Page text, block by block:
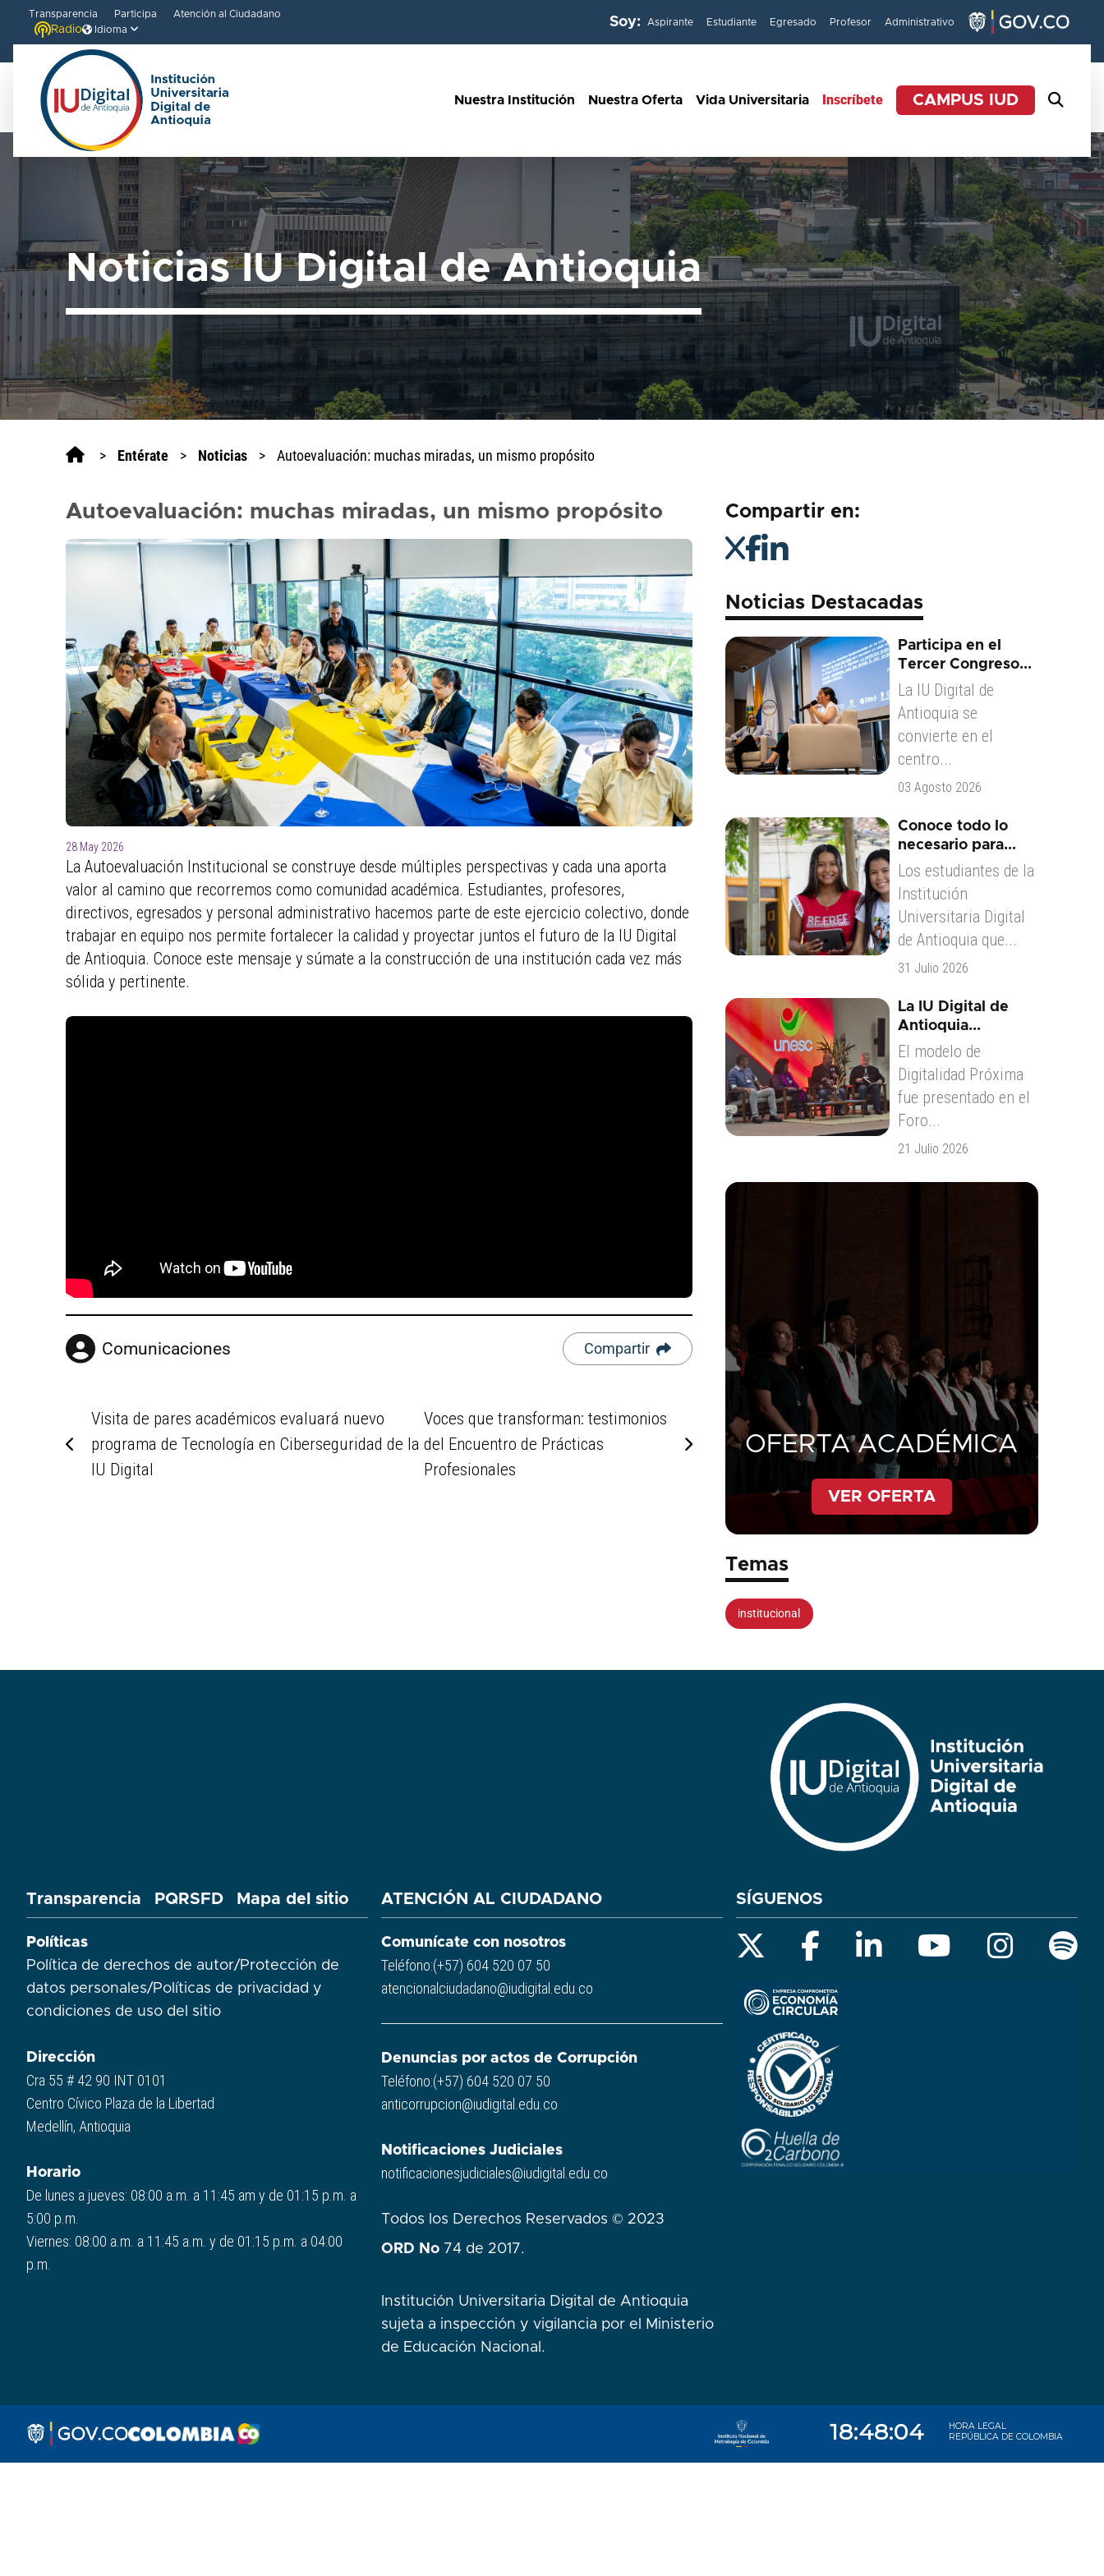
Transparencia Participa Atención al Ciudadano
Radio Idioma Soy: Aspirante Estudiante Egresado Profesor Administrativo
Nuestra Institución Nuestra Oferta Vida Universitaria Inscríbete CAMPUS IUD
Noticias IU Digital de Antioquia
> Entérate > Noticias > Autoevaluación: muchas miradas, un mismo propósito
Autoevaluación: muchas miradas, un mismo propósito
28 May 2026
La Autoevaluación Institucional se construye desde múltiples perspectivas y cada una aporta
valor al camino que recorremos como comunidad académica. Estudiantes, profesores,
directivos, egresados y personal administrativo hacemos parte de este ejercicio colectivo, donde
trabajar en equipo nos permite fortalecer la calidad y proyectar juntos el futuro de la IU Digital
de Antioquia. Conoce este mensaje y súmate a la construcción de una institución cada vez más
sólida y pertinente.
Comunicaciones Compartir
Visita de pares académicos evaluará nuevo
programa de Tecnología en Ciberseguridad de la
IU Digital
Voces que transforman: testimonios
del Encuentro de Prácticas
Profesionales
Compartir en:
Noticias Destacadas
Participa en el
Tercer Congreso...
La IU Digital de
Antioquia se
convierte en el
centro...
03 Agosto 2026
Conoce todo lo
necesario para...
Los estudiantes de la
Institución
Universitaria Digital
de Antioquia que...
31 Julio 2026
La IU Digital de
Antioquia...
El modelo de
Digitalidad Próxima
fue presentado en el
Foro...
21 Julio 2026
OFERTA ACADÉMICA
VER OFERTA
Temas
institucional
Transparencia PQRSFD Mapa del sitio
Políticas
Política de derechos de autor/Protección de
datos personales/Políticas de privacidad y
condiciones de uso del sitio​
Dirección
Cra 55 # 42 90 INT 0101
Centro Cívico Plaza de la Libertad
Medellín, Antioquia
Horario
De lunes a jueves: 08:00 a.m. a 11:45 am y de 01:15 p.m. a
5:00 p.m.
Viernes: 08:00 a.m. a 11:45 a.m. y de 01:15 p.m. a 04:00
p.m.
ATENCIÓN AL CIUDADANO
Comunícate con nosotros
Teléfono:(+57) 604 520 07 50
atencionalciudadano@iudigital.edu.co
Denuncias por actos de Corrupción
Teléfono:(+57) 604 520 07 50
anticorrupcion@iudigital.edu.co
Notificaciones Judiciales
notificacionesjudiciales@iudigital.edu.co
Todos los Derechos Reservados © 2023
ORD No 74 de 2017.
Institución Universitaria Digital de Antioquia
sujeta a inspección y vigilancia por el Ministerio
de Educación Nacional.
SÍGUENOS